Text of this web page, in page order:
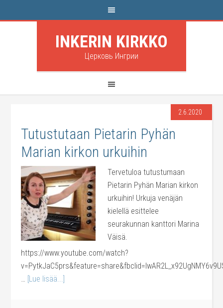
INKERIN KIRKKO
Церковь Ингрии
2.6.2020
Tutustutaan Pietarin Pyhän
Marian kirkon urkuihin
Tervetuloa tutustumaan
Pietarin Pyhän Marian kirkon
urkuihin! Urkuja venäjän
kielellä esittelee
seurakunnan kanttori Marina
Väisä.
https://www.youtube.com/watch?
… [Lue lisää...]